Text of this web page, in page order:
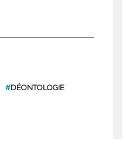
#DÉONTOLOGIE